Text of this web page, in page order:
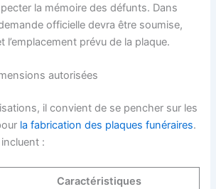
la mémoire des défunts. Dans
officielle devra être soumise,
l’emplacement prévu de la plaque.
autorisées
il convient de se pencher sur les
la fabrication des plaques funéraires.
:
Caractéristiques